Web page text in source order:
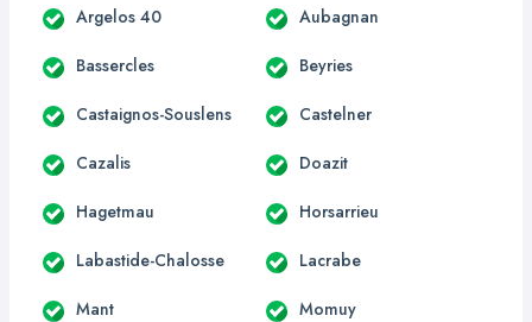
Argelos 40 Aubagnan
Bassercles Beyries
Castaignos-Souslens Castelner
Cazalis Doazit
Hagetmau Horsarrieu
Labastide-Chalosse Lacrabe
Mant Momuy